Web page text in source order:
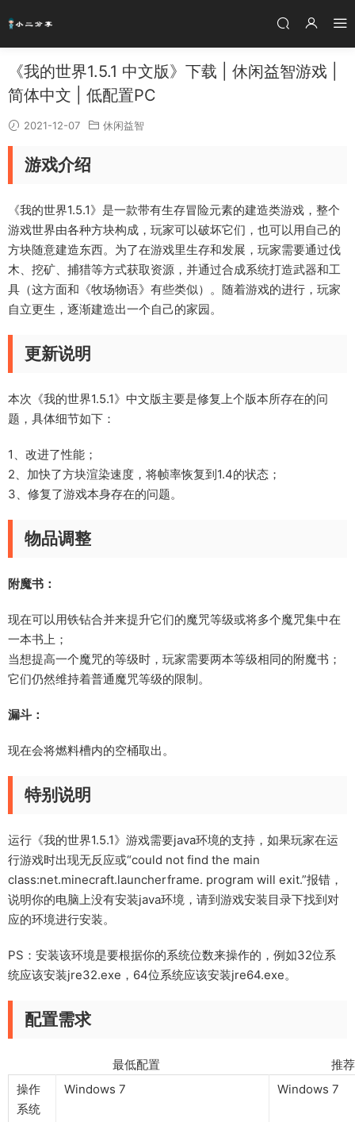
《我的世界1.5.1 中文版》下载 | 休闲益智游戏 |
简体中文 | 低配置PC
2021-12-07 休闲益智
游戏介绍
《我的世界1.5.1》是一款带有生存冒险元素的建造类游戏，整个
游戏世界由各种方块构成，玩家可以破坏它们，也可以用自己的
方块随意建造东西。为了在游戏里生存和发展，玩家需要通过伐
木、挖矿、捕猎等方式获取资源，并通过合成系统打造武器和工
具（这方面和《牧场物语》有些类似）。随着游戏的进行，玩家
自立更生，逐渐建造出一个自己的家园。
更新说明
本次《我的世界1.5.1》中文版主要是修复上个版本所存在的问
题，具体细节如下：
1、改进了性能；
2、加快了方块渲染速度，将帧率恢复到1.4的状态；
3、修复了游戏本身存在的问题。
物品调整
附魔书：
现在可以用铁钻合并来提升它们的魔咒等级或将多个魔咒集中在
一本书上；
当想提高一个魔咒的等级时，玩家需要两本等级相同的附魔书；
它们仍然维持着普通魔咒等级的限制。
漏斗：
现在会将燃料槽内的空桶取出。
特别说明
运行《我的世界1.5.1》游戏需要java环境的支持，如果玩家在运
行游戏时出现无反应或“could not find the main
class:net.minecraft.launcherframe. program will exit.”报错，
说明你的电脑上没有安装java环境 ，请到游戏安装目录下找到对
应的环境进行安装。
PS：安装该环境是要根据你的系统位数来操作的，例如32位系
统应该安装jre32.exe，64位系统应该安装jre64.exe。
配置需求
最低配置 推荐配
操作
系统
Windows 7 Windows 7